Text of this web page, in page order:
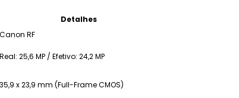
Detalhes
Canon RF
Real: 25,6 MP / Efetivo: 24,2 MP
35,9 x 23,9 mm (Full-Frame CMOS)